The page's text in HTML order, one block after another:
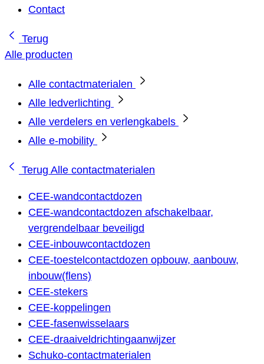
Contact
Terug
Alle producten
Alle contactmaterialen
Alle ledverlichting
Alle verdelers en verlengkabels
Alle e-mobility
Terug Alle contactmaterialen
CEE-wandcontactdozen
CEE-wandcontactdozen afschakelbaar,
vergrendelbaar beveiligd
CEE-inbouwcontactdozen
CEE-toestelcontactdozen opbouw, aanbouw,
inbouw(flens)
CEE-stekers
CEE-koppelingen
CEE-fasenwisselaars
CEE-draaiveldrichtingaanwijzer
Schuko-contactmaterialen